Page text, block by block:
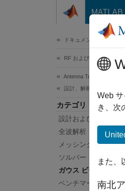
コンテンツへスキップ
ドキュメンテーションの
RF およびミックスド シ
Antenna Toolbox
設計、解析、ベンチマー
カテゴリ
設計および調整
全波解析
メッシング
ソルバー
ガウス ビーム解析
ベンチマークおよび
Web
き、次
また、
南北